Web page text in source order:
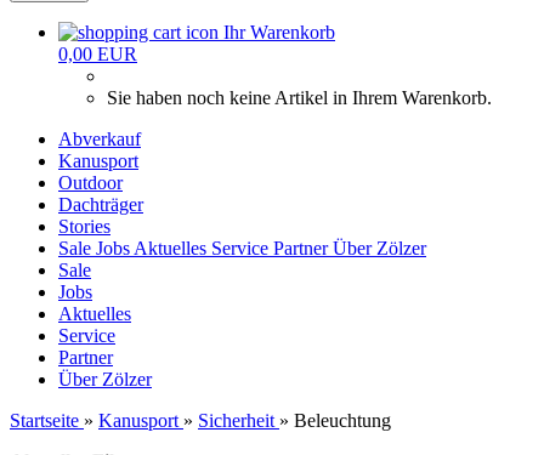
Ihr Warenkorb
0,00 EUR
Sie haben noch keine Artikel in Ihrem Warenkorb.
Abverkauf
Kanusport
Outdoor
Dachträger
Stories
Sale Jobs Aktuelles Service PartnerÜber Zölzer
Sale
Jobs
Aktuelles
Service
Partner
Über Zölzer
Startseite » Kanusport » Sicherheit » Beleuchtung